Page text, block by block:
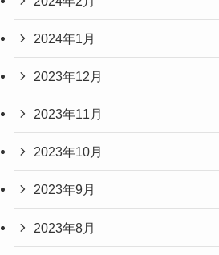
2024年1月
2023年12月
2023年11月
2023年10月
2023年9月
2023年8月